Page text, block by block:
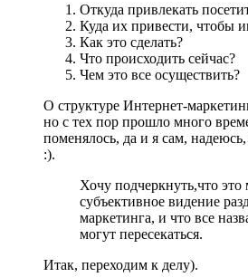
Откуда привлекать
Куда их привести, чтобы
Как это сделать?
Что происходить сейчас?
Чем это все осуществить?
О структуре Интернет-
но с тех пор прошло много
поменялось, да и я сам,
:).
Хочу подчеркнуть,что это
субъективное видение
маркетинга, и что все
могут пересекаться.
Итак, переходим к делу).